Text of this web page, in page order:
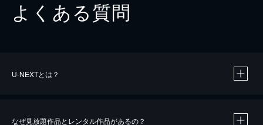
よくある質問
U-NEXTとは？
なぜ見放題作品とレンタル作品があるの？